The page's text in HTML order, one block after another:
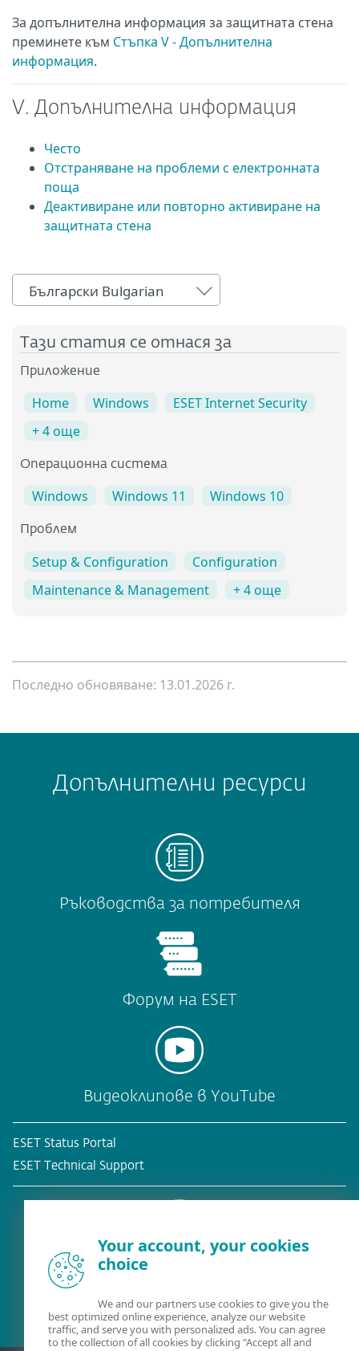
За допълнителна информация за защитната стена
преминете към Стъпка V - Допълнителна
информация.
V. Допълнителна информация
Често
Отстраняване на проблеми с електронната
поща
Деактивиране или повторно активиране на
защитната стена
Български Bulgarian
Тази статия се отнася за
Приложение
Home Windows
ESET Internet Security
+ 4 още
Операционна система
Windows Windows 11 Windows 10
Проблем
Setup & Configuration
Configuration
Maintenance & Management
+ 4 още
Последно обновяване: 13.01.2026 г.
Допълнителни ресурси
Ръководства за потребителя
Форум на ESET
Видеоклипове в YouTube
ESET Status Portal
ESET Technical Support
Съществуващ клиент?
Your account, your cookies
choice
We and our partners use cookies to give you the
best optimized online experience, analyze our website
traffic, and serve you with personalized ads. You can agree
to the collection of all cookies by clicking "Accept all and